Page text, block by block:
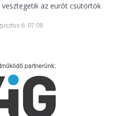
vesztegetik az eurót csütörtök
6. 07:08
partnerünk: